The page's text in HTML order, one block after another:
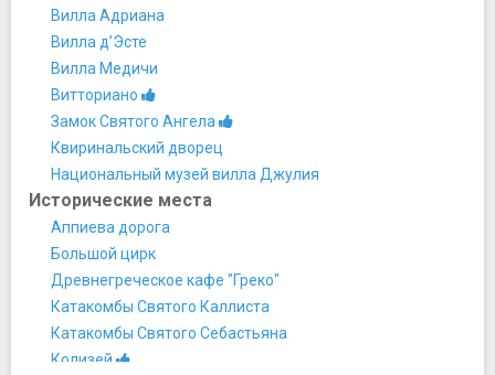
Вилла Адриана
Вилла д’Эсте
Вилла Медичи
Витториано
Замок Святого Ангела
Квиринальский дворец
Национальный музей вилла Джулия
Исторические места
Аппиева дорога
Большой цирк
Древнегреческое кафе "Греко"
Катакомбы Святого Каллиста
Катакомбы Святого Себастьяна
Колизей